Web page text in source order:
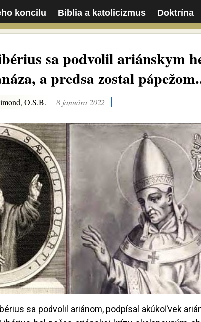
koncilu Biblia a katolicizmus Doktrína
sa podvolil ariánskym
a predsa zostal
O.S.B. 8 januára 2022
sa podvolil ariánom, podpísal akúkoľvek